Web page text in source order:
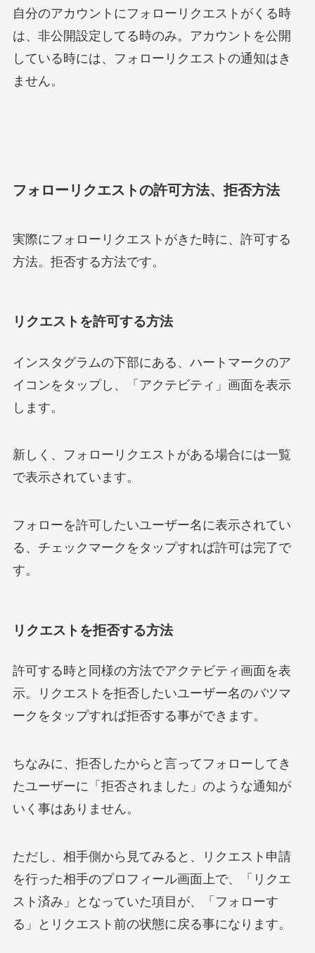
自分のアカウントにフォローリクエストがくる時
は、非公開設定してる時のみ。アカウントを公開
している時には、フォローリクエストの通知はき
ません。
フォローリクエストの許可方法、拒否方法
実際にフォローリクエストがきた時に、許可する
方法。拒否する方法です。
リクエストを許可する方法
インスタグラムの下部にある、ハートマークのア
イコンをタップし、「アクテビティ」画面を表示
します。
新しく、フォローリクエストがある場合には一覧
で表示されています。
フォローを許可したいユーザー名に表示されてい
る、チェックマークをタップすれば許可は完了で
す。
リクエストを拒否する方法
許可する時と同様の方法でアクテビティ画面を表
示。リクエストを拒否したいユーザー名のバツマ
ークをタップすれば拒否する事ができます。
ちなみに、拒否したからと言ってフォローしてき
たユーザーに「拒否されました」のような通知が
いく事はありません。
ただし、相手側から見てみると、リクエスト申請
を行った相手のプロフィール画面上で、「リクエ
スト済み」となっていた項目が、「フォローす
る」とリクエスト前の状態に戻る事になります。